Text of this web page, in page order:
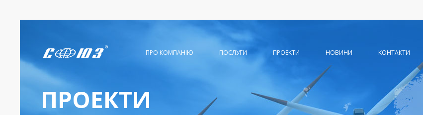
ПРОЕКТИ
ПРО КОМПАНІЮ ПОСЛУГИ ПРОЕКТИ НОВИНИ КОНТАКТИ